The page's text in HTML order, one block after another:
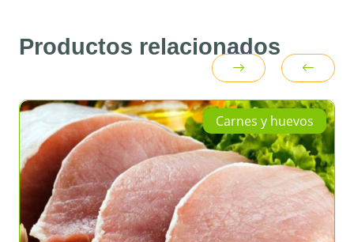
Productos relacionados
Carnes y huevos